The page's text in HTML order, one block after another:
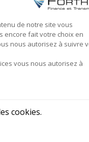
essentiel et je suis
de gagner du
financier adapté,